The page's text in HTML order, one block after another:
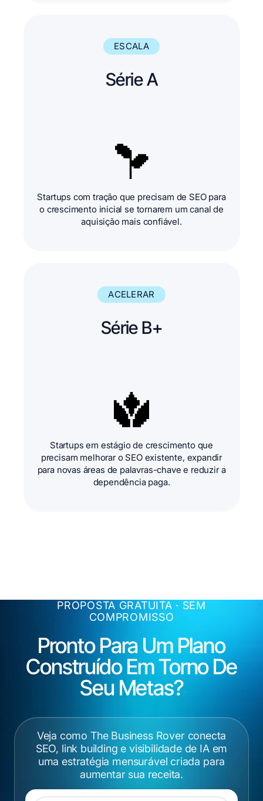
ESCALA
Série A
Startups com tração que precisam de SEO para
o crescimento inicial se tornarem um canal de
aquisição mais confiável.
ACELERAR
Série B+
Startups em estágio de crescimento que
precisam melhorar o SEO existente, expandir
para novas áreas de palavras-chave e reduzir a
dependência paga.
PROPOSTA GRATUITA · SEM
COMPROMISSO
Pronto Para Um Plano
Construído Em Torno De
Seu Metas?
Veja como The Business Rover conecta
SEO, link building e visibilidade de IA em
uma estratégia mensurável criada para
aumentar sua receita.
URL do site